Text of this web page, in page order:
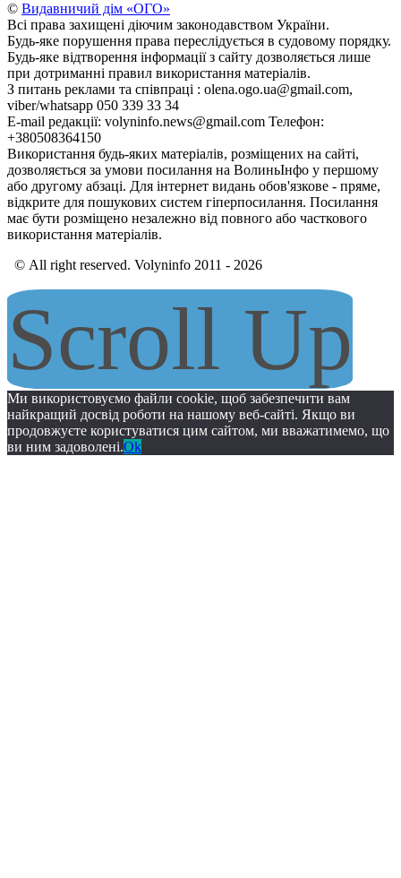
© Видавничий дім «ОГО»
Всі права захищені діючим законодавством України.
Будь-яке порушення права переслідується в судовому порядку.
Будь-яке відтворення інформації з сайту дозволяється лише
при дотриманні правил використання матеріалів.
З питань реклами та співпраці : olena.ogo.ua@gmail.com,
viber/whatsapp 050 339 33 34
E-mail редакції: volyninfo.news@gmail.com Телефон:
+380508364150
Використання будь-яких матеріалів, розміщених на сайті,
дозволяється за умови посилання на ВолиньІнфо у першому
або другому абзаці. Для інтернет видань обов'язкове - пряме,
відкрите для пошукових систем гіперпосилання. Посилання
має бути розміщено незалежно від повного або часткового
використання матеріалів.
© All right reserved. Volyninfo 2011 - 2026
Scroll Up
Ми використовуємо файли cookie, щоб забезпечити вам
найкращий досвід роботи на нашому веб-сайті. Якщо ви
продовжуєте користуватися цим сайтом, ми вважатимемо, що
ви ним задоволені.Ok